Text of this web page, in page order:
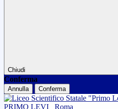
Chiudi
Conferma
Annulla Conferma
PRIMO LEVI
Roma